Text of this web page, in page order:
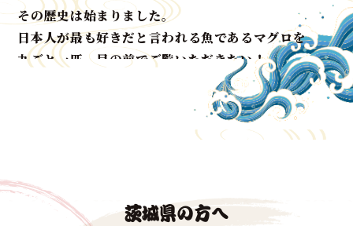
その歴史は始まりました。
日本人が最も好きだと言われる魚であるマグロを
丸ごと一匹、目の前でご覧いただきたい！
生マグロの水揚げで有数の漁港を誇る本場和歌山よ
生マグロをもっとたくさん知ってもらたい！
法人様の周年行事、ご結婚披露宴、集客イベントな
茨城県の方へ